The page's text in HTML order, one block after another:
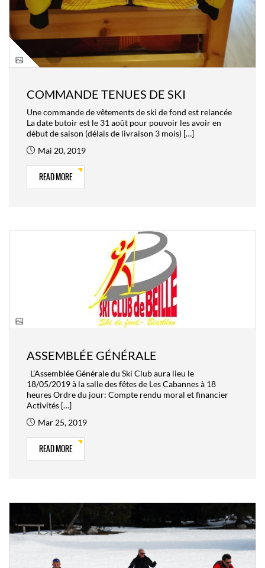
COMMANDE TENUES DE SKI
Une commande de vêtements de ski de fond est relancée
La date butoir est le 31 août pour pouvoir les avoir en
début de saison (délais de livraison 3 mois) […]
Mai 20, 2019
READ MORE
ASSEMBLÉE GÉNÉRALE
L’Assemblée Générale du Ski Club aura lieu le
18/05/2019 à la salle des fêtes de Les Cabannes à 18
heures Ordre du jour: Compte rendu moral et financier
Activités […]
Mar 25, 2019
READ MORE